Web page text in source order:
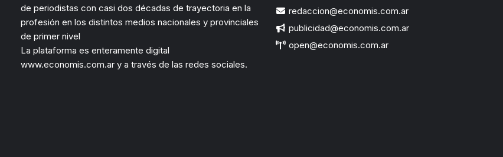
de periodistas con casi dos décadas de trayectoria en la
profesión en los distintos medios nacionales y provinciales
de primer nivel
La plataforma es enteramente digital
www.economis.com.ar y a través de las redes sociales.
redaccion@economis.com.ar
publicidad@economis.com.ar
open@economis.com.ar